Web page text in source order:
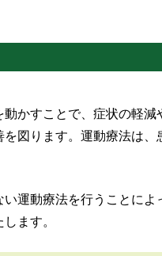
かすことで、症状の軽
図ります。運動療法は
い運動療法を行うことに
ます。